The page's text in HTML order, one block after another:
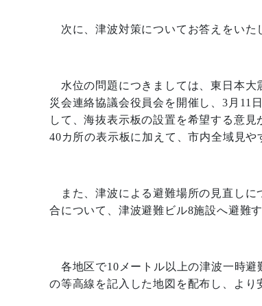
次に、津波対策についてお答えをいた
水位の問題につきましては、東日本大
災会連絡協議会役員会を開催し、3 月 11
して、海抜表示板の設置を希望する意見
40カ所の表示板に加えて、市内全域見
また、津波による避難場所の見直しに
合について、津波避難ビル8施設へ避難
各地区で10 メートル以上の津波一時
の等高線を記入した地図を配布し、より